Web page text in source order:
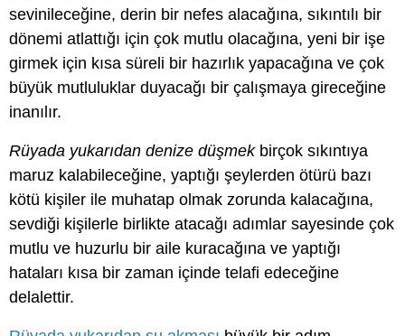
sevinileceğine, derin bir nefes alacağına, sıkıntılı bir
dönemi atlattığı için çok mutlu olacağına, yeni bir işe
girmek için kısa süreli bir hazırlık yapacağına ve çok
büyük mutluluklar duyacağı bir çalışmaya gireceğine
inanılır.
Rüyada yukarıdan denize düşmekbirçok sıkıntıya
maruz kalabileceğine, yaptığı şeylerden ötürü bazı
kötü kişiler ile muhatap olmak zorunda kalacağına,
sevdiği kişilerle birlikte atacağı adımlar sayesinde çok
mutlu ve huzurlu bir aile kuracağına ve yaptığı
hataları kısa bir zaman içinde telafi edeceğine
delalettir.